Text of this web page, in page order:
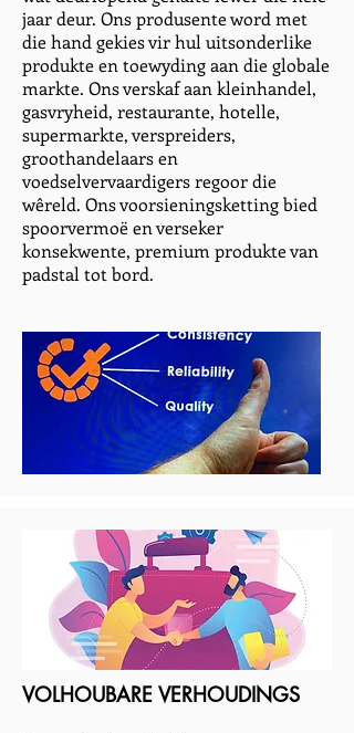
jaar deur. Ons produsente word met
die hand gekies vir hul uitsonderlike
produkte en toewyding aan die globale
markte. Ons verskaf aan kleinhandel,
gasvryheid, restaurante, hotelle,
supermarkte, verspreiders,
groothandelaars en
voedselvervaardigers regoor die
wêreld. Ons voorsieningsketting bied
spoorvermoë en verseker
konsekwente, premium produkte van
padstal tot bord.
VOLHOUBARE VERHOUDINGS